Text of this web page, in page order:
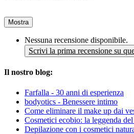
Mostra
Nessuna recensione disponibile.
Scrivi la prima recensione su
Il nostro blog:
Farfalla - 30 anni di esperienza
bodyotics - Benessere intimo
Come eliminare il make up dai
Cosmetici ecobio: la leggenda
Depilazione con i cosmetici